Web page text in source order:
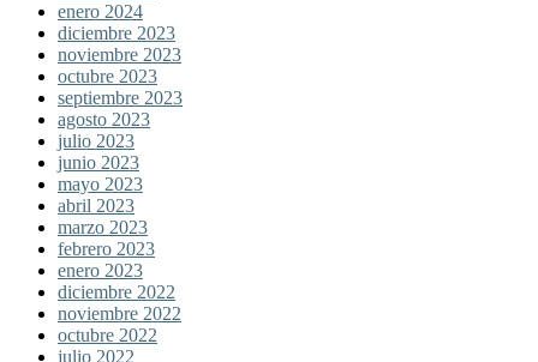
enero 2024
diciembre 2023
noviembre 2023
octubre 2023
septiembre 2023
agosto 2023
julio 2023
junio 2023
mayo 2023
abril 2023
marzo 2023
febrero 2023
enero 2023
diciembre 2022
noviembre 2022
octubre 2022
julio 2022